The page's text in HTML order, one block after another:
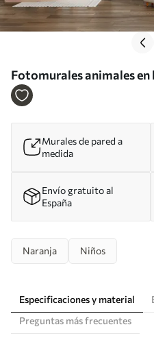
Fotomurales animales
u95505
Murales de pared a
medida
Envío gratuito al
España
Naranja Niños
Especificaciones y material
Preguntas más frecuentes